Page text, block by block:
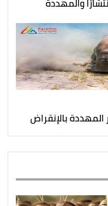
والمهددة
المهددة بالإنقراض